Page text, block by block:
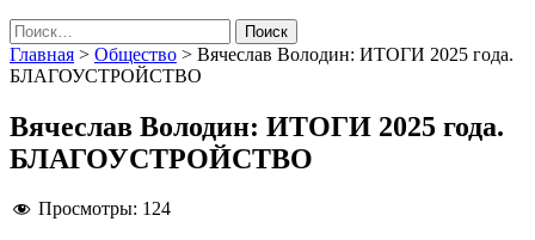
Найти:
Главная > Общество > Вячеслав Володин: ИТОГИ 2025 года.
БЛАГОУСТРОЙСТВО
Вячеслав Володин: ИТОГИ 2025 года.
БЛАГОУСТРОЙСТВО
Просмотры: 124